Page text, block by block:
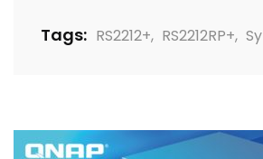
Tags: RS2212+, RS2212RP+,